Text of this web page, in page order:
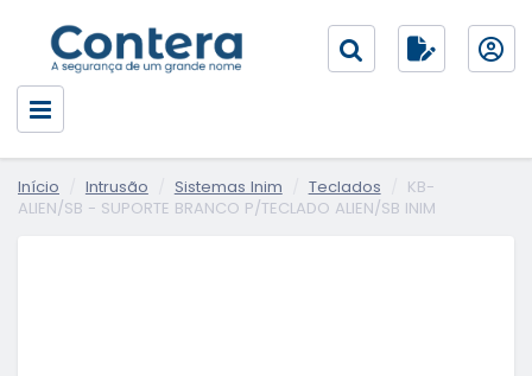
Início Intrusão Sistemas Inim Teclados
KB-
ALIEN/SB - SUPORTE BRANCO P/TECLADO ALIEN/SB INIM